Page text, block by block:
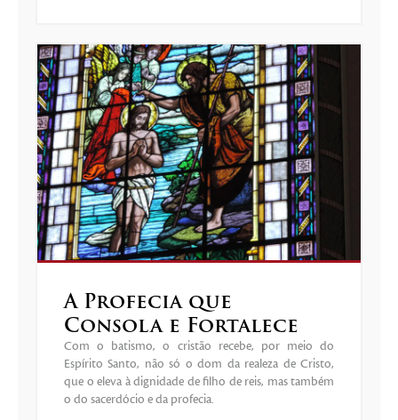
A Profecia que
Consola e Fortalece
Com o batismo, o cristão recebe, por meio do
Espírito Santo, não só o dom da realeza de Cristo,
que o eleva à dignidade de filho de reis, mas também
o do sacerdócio e da profecia.